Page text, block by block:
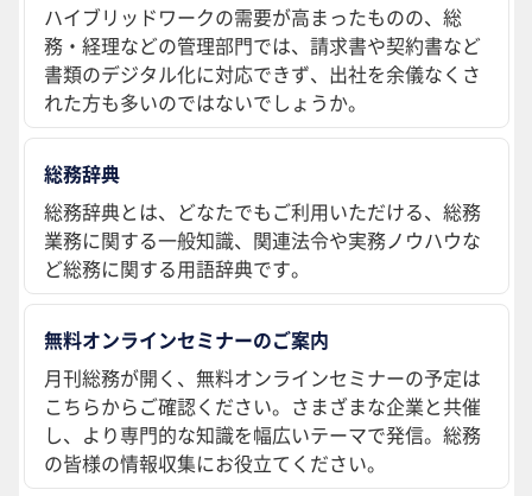
ハイブリッドワークの需要が高まったものの、総
務・経理などの管理部門では、請求書や契約書など
書類のデジタル化に対応できず、出社を余儀なくさ
れた方も多いのではないでしょうか。
総務辞典
総務辞典とは、どなたでもご利用いただける、総務
業務に関する一般知識、関連法令や実務ノウハウな
ど総務に関する用語辞典です。
無料オンラインセミナーのご案内
月刊総務が開く、無料オンラインセミナーの予定は
こちらからご確認ください。さまざまな企業と共催
し、より専門的な知識を幅広いテーマで発信。総務
の皆様の情報収集にお役立てください。